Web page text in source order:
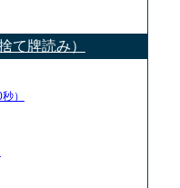
て牌読み）
）